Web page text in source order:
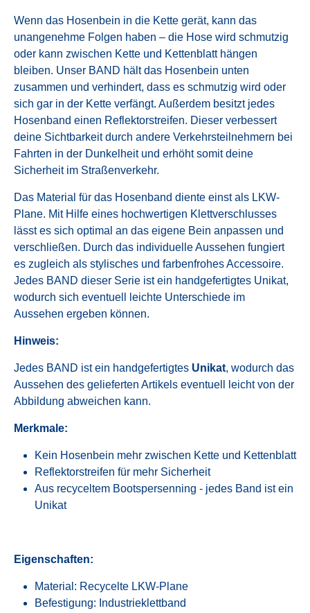
Wenn das Hosenbein in die Kette gerät, kann das
unangenehme Folgen haben – die Hose wird schmutzig
oder kann zwischen Kette und Kettenblatt hängen
bleiben. Unser BAND hält das Hosenbein unten
zusammen und verhindert, dass es schmutzig wird oder
sich gar in der Kette verfängt. Außerdem besitzt jedes
Hosenband einen Reflektorstreifen. Dieser verbessert
deine Sichtbarkeit durch andere Verkehrsteilnehmern bei
Fahrten in der Dunkelheit und erhöht somit deine
Sicherheit im Straßenverkehr.
Das Material für das Hosenband diente einst als LKW-
Plane. Mit Hilfe eines hochwertigen Klettverschlusses
lässt es sich optimal an das eigene Bein anpassen und
verschließen. Durch das individuelle Aussehen fungiert
es zugleich als stylisches und farbenfrohes Accessoire.
Jedes BAND dieser Serie ist ein handgefertigtes Unikat,
wodurch sich eventuell leichte Unterschiede im
Aussehen ergeben können.
Hinweis:
Jedes BAND ist ein handgefertigtes Unikat, wodurch das
Aussehen des gelieferten Artikels eventuell leicht von der
Abbildung abweichen kann.
Merkmale:
Kein Hosenbein mehr zwischen Kette und Kettenblatt
Reflektorstreifen für mehr Sicherheit
Aus recyceltem Bootspersenning - jedes Band ist ein
Unikat
Eigenschaften:
Material: Recycelte LKW-Plane
Befestigung: Industrieklettband